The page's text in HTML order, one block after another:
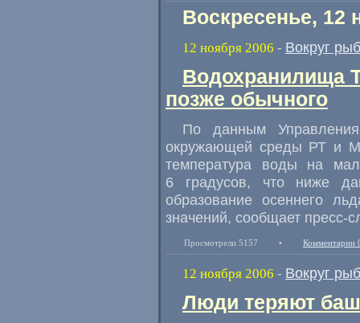
Воскресенье, 12
12 ноября 2006 - Вокруг
Водохранилища
позже обычного
По данным
окружающей среды РТ и
температура воды на
6 градусов, что ниже
образование осеннего
значений, сообщает пресс-
Просмотрели 5157 • Комментарии
12 ноября 2006 - Вокруг
Люди теряют